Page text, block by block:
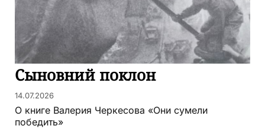
Сыновний поклон
14.07.2026
О книге Валерия Черкесова «Они сумели
победить»